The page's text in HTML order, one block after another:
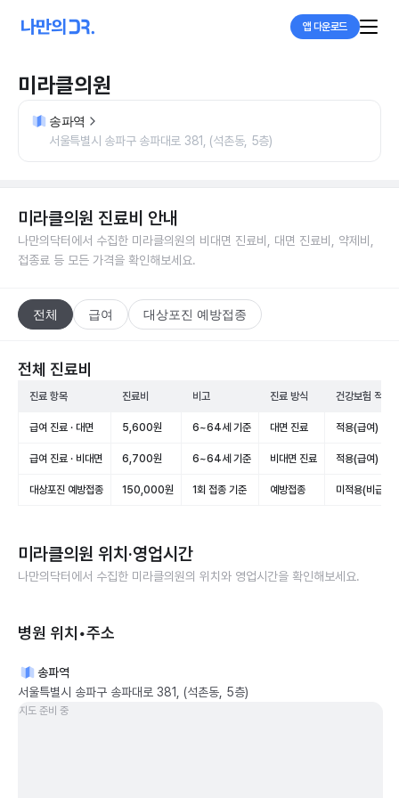
앱 다운로드
미라클의원
송파역
서울특별시 송파구 송파대로 381, (석촌동, 5층)
미라클의원 진료비 안내
나만의닥터에서 수집한 미라클의원의 비대면 진료비, 대면 진료비, 약제비,
접종료 등 모든 가격을 확인해보세요.
전체 급여 대상포진 예방접종
전체 진료비
진료 항목 진료비 비고 진료 방식 건강보험 적용
급여 진료 · 대면 5,600원 6~64세 기준 대면 진료 적용(급여)
급여 진료 · 비대면 6,700원 6~64세 기준 비대면 진료 적용(급여)
대상포진 예방접종 150,000원 1회 접종 기준 예방접종 미적용(비급여)
미라클의원 위치·영업시간
나만의닥터에서 수집한 미라클의원의 위치와 영업시간을 확인해보세요.
병원 위치•주소
송파역
서울특별시 송파구 송파대로 381, (석촌동, 5층)
지도 준비 중